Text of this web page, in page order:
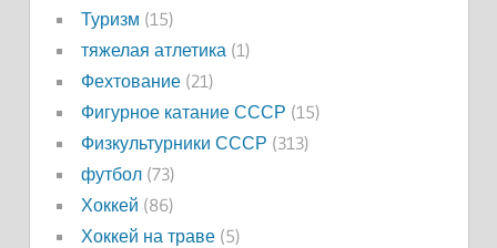
Туризм (15)
тяжелая атлетика (1)
Фехтование(21)
Фигурное катание СССР (15)
Физкультурники СССР (313)
футбол(73)
Хоккей (86)
Хоккей на траве(5)